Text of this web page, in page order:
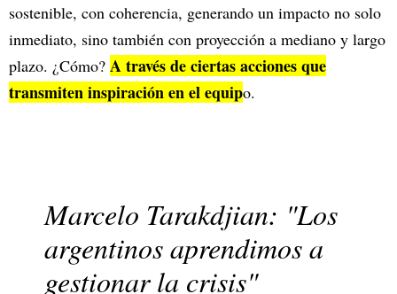
sostenible, con coherencia, generando un impacto no solo
inmediato, sino también con proyección a mediano y largo
plazo. ¿Cómo? A través de ciertas acciones que
transmiten inspiración en el equipo.
Marcelo Tarakdjian: "Los
argentinos aprendimos a
gestionar la crisis"